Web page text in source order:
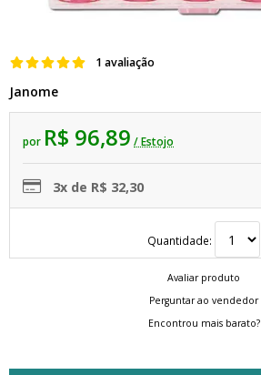
1 avaliação
Janome
por R$ 96,89 / Estojo
3x de R$ 32,30
Quantidade:
Avaliar produto
Perguntar ao vendedor
Encontrou mais barato?